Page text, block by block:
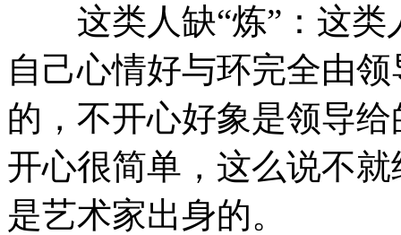
这类人缺“炼”：这类
自己心情好与环完全由
的，不开心好象是领导
开心很简单，这么说不
是艺术家出身的。